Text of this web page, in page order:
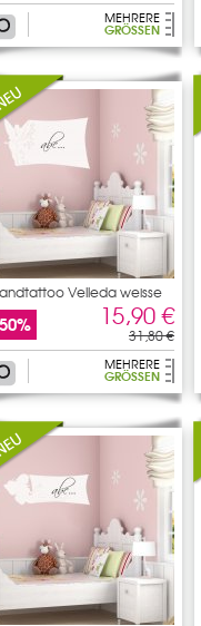
MEHRERE
GRÖSSEN
Velleda weisse
15,90 €
31,80 €
MEHRERE
GRÖSSEN